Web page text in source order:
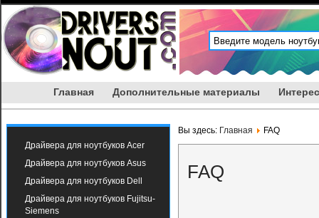
Главная Дополнительные материалы
Драйвера для ноутбуков Acer
Драйвера для ноутбуков Asus
Драйвера для ноутбуков Dell
Драйвера для ноутбуков Fujitsu-
Siemens
Вы здесь: Главная FAQ
FAQ